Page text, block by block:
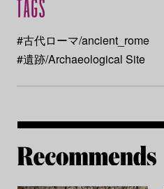
#古代ローマ/ancient_rome
#遺跡/Archaeological Site